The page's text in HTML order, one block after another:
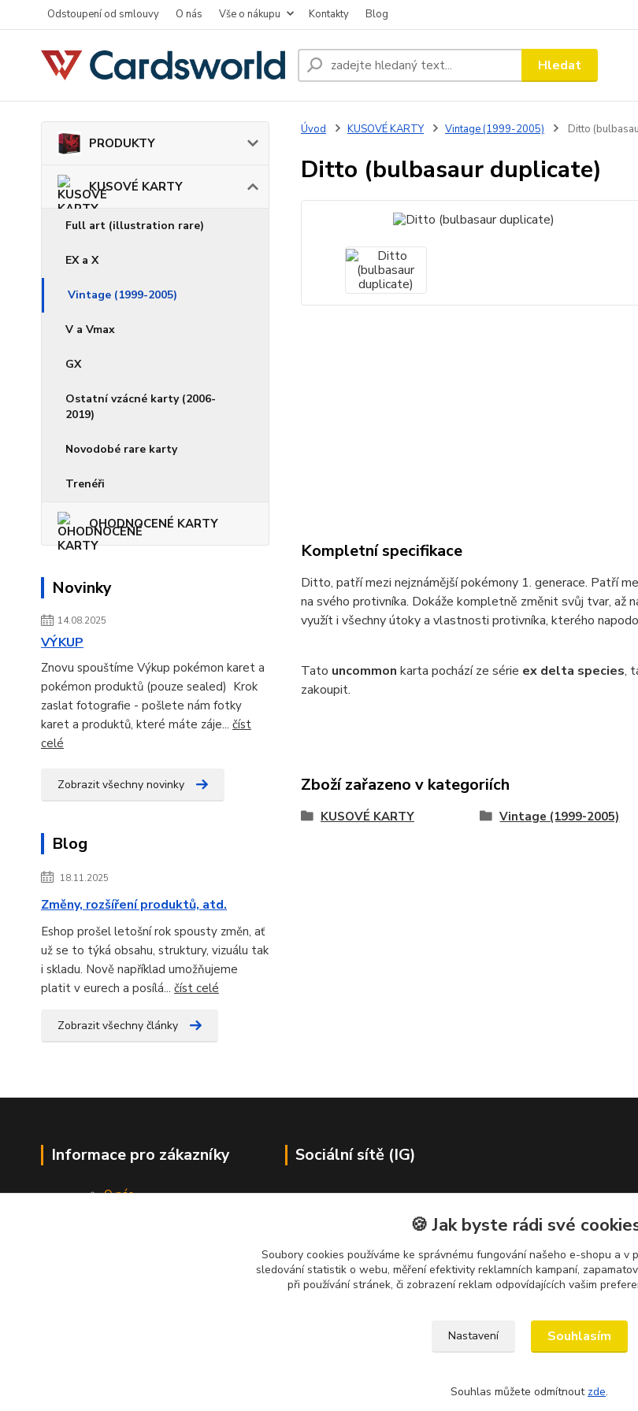
Odstoupení od smlouvy O nás Vše o nákupu Kontakty Blog
Hledat
PRODUKTY
KUSOVÉ KARTY
Full art (illustration rare)
EX a X
Vintage (1999-2005)
V a Vmax
GX
Ostatní vzácné karty (2006-
2019)
Novodobé rare karty
Trenéři
OHODNOCENÉ KARTY
Novinky
14.08.2025
VÝKUP
Znovu spouštíme Výkup pokémon karet a
pokémon produktů (pouze sealed) Krok
zaslat fotografie - pošlete nám fotky
karet a produktů, které máte záje... číst
celé
Zobrazit všechny novinky
Blog
18.11.2025
Změny, rozšíření produktů, atd.
Eshop prošel letošní rok spousty změn, ať
už se to týká obsahu, struktury, vizuálu tak
i skladu. Nově například umožňujeme
platit v eurech a posílá... číst celé
Zobrazit všechny články
Úvod KUSOVÉ KARTY Vintage (1999-2005) Ditto
Ditto (bulbasaur duplicate)
Kompletní specifikace
Ditto, patří mezi nejznámější pokémony 1. generace. Patří
na svého protivníka. Dokáže kompletně změnit svůj tvar, až
využít i všechny útoky a vlastnosti protivníka, kterého
Tato uncommon karta pochází ze série ex delta species,
zakoupit.
Zboží zařazeno v kategoriích
KUSOVÉ KARTY Vintage (1999-2005)
Informace pro zákazníky
O nás
Sociální sítě (IG)
🍪 Jak byste rádi své
Soubory cookies používáme ke správnému fungování našeho e-shopu a v
sledování statistik o webu, měření efektivity reklamních kampaní,
při používání stránek, či zobrazení reklam odpovídajících vašim
Nastavení Souhlasím
Souhlas můžete odmítnout zde.